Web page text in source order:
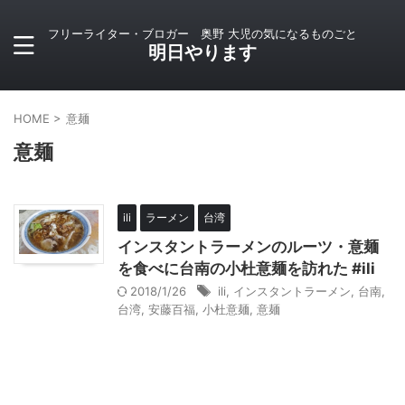
フリーライター・ブロガー 奥野 大児の気になるものごと
明日やります
HOME > 意麺
意麺
ili ラーメン 台湾
インスタントラーメンのルーツ・意麺
を食べに台南の小杜意麺を訪れた #ili
2018/1/26 ili インスタントラーメン 台南
台湾 安藤百福 小杜意麺 意麺